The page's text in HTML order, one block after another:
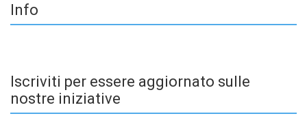
Info
Iscriviti per essere aggiornato sulle
nostre iniziative